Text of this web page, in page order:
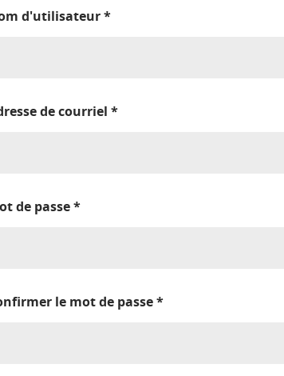
d'utilisateur*
de courriel *
de passe*
le mot de passe*